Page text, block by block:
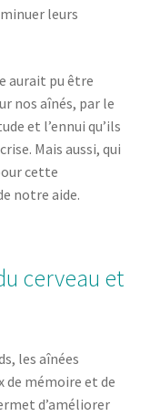
leurs
aurait pu être
nos aînés, par le
et l’ennui qu’ils
Mais aussi, qui
cette
notre aide.
cerveau et
les aînées
de mémoire et de
d’améliorer